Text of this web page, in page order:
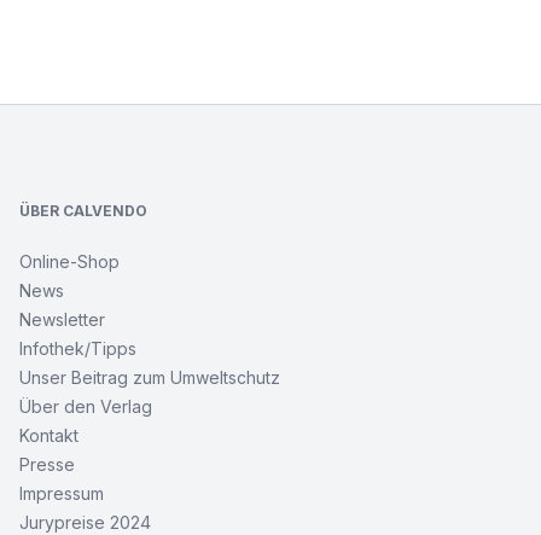
ÜBER CALVENDO
Online-Shop
News
Newsletter
Infothek/Tipps
Unser Beitrag zum Umweltschutz
Über den Verlag
Kontakt
Presse
Impressum
Jurypreise 2024